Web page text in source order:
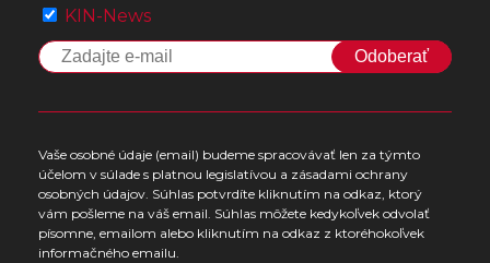
KIN-News
Odoberať
Vaše osobné údaje (email) budeme spracovávať len za týmto
účelom v súlade s platnou legislatívou a zásadami ochrany
osobných údajov. Súhlas potvrdíte kliknutím na odkaz, ktorý
vám pošleme na váš email. Súhlas môžete kedykoľvek odvolať
písomne, emailom alebo kliknutím na odkaz z ktoréhokoľvek
informačného emailu.